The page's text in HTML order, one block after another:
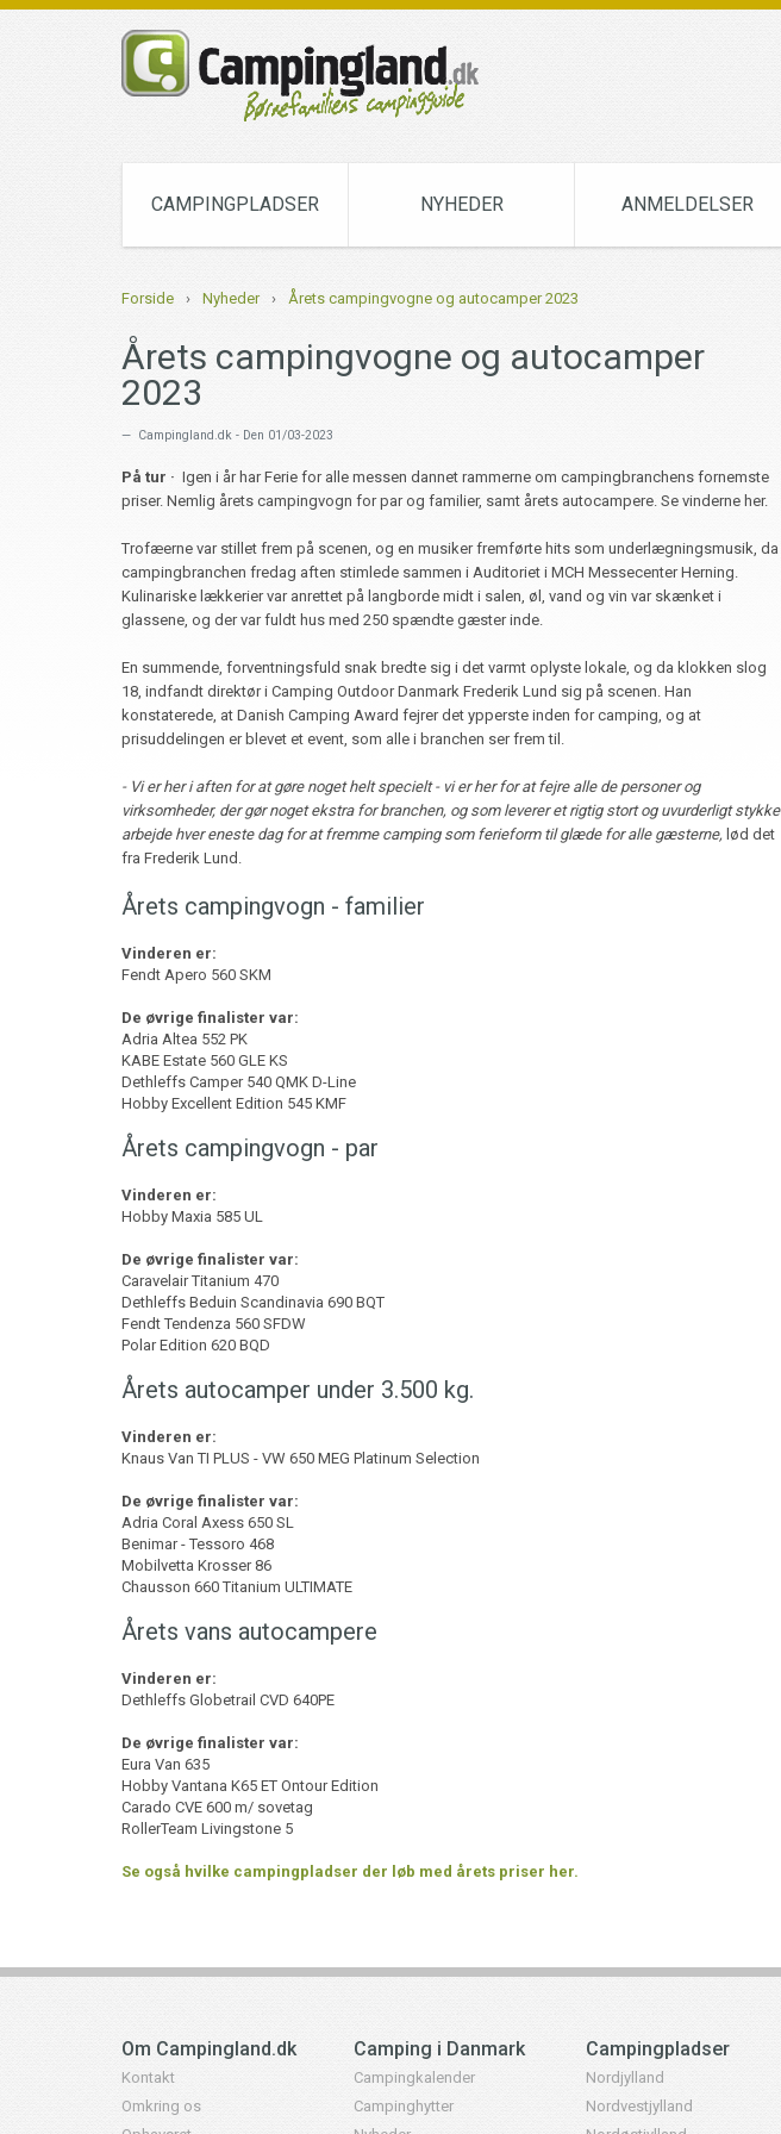
CAMPINGPLADSER NYHEDER ANMELDELSER
Forside › Nyheder › Årets campingvogne og autocamper 2023
Årets campingvogne og autocamper
2023
Campingland.dk - Den 01/03-2023
På tur · Igen i år har Ferie for alle messen dannet rammerne om campingbranchens fornemste
priser. Nemlig årets campingvogn for par og familier, samt årets autocampere. Se vinderne her.
Trofæerne var stillet frem på scenen, og en musiker fremførte hits som underlægningsmusik, da
campingbranchen fredag aften stimlede sammen i Auditoriet i MCH Messecenter Herning.
Kulinariske lækkerier var anrettet på langborde midt i salen, øl, vand og vin var skænket i
glassene, og der var fuldt hus med 250 spændte gæster inde.
En summende, forventningsfuld snak bredte sig i det varmt oplyste lokale, og da klokken slog
18, indfandt direktør i Camping Outdoor Danmark Frederik Lund sig på scenen. Han
konstaterede, at Danish Camping Award fejrer det ypperste inden for camping, og at
prisuddelingen er blevet et event, som alle i branchen ser frem til.
- Vi er her i aften for at gøre noget helt specielt - vi er her for at fejre alle de personer og
virksomheder, der gør noget ekstra for branchen, og som leverer et rigtig stort og uvurderligt stykke
arbejde hver eneste dag for at fremme camping som ferieform til glæde for alle gæsterne, lød det
fra Frederik Lund.
Årets campingvogn - familier
Vinderen er:
Fendt Apero 560 SKM
De øvrige finalister var:
Adria Altea 552 PK
KABE Estate 560 GLE KS
Dethleffs Camper 540 QMK D-Line
Hobby Excellent Edition 545 KMF
Årets campingvogn - par
Vinderen er:
Hobby Maxia 585 UL
De øvrige finalister var:
Caravelair Titanium 470
Dethleffs Beduin Scandinavia 690 BQT
Fendt Tendenza 560 SFDW
Polar Edition 620 BQD
Årets autocamper under 3.500 kg.
Vinderen er:
Knaus Van TI PLUS - VW 650 MEG Platinum Selection
De øvrige finalister var:
Adria Coral Axess 650 SL
Benimar - Tessoro 468
Mobilvetta Krosser 86
Chausson 660 Titanium ULTIMATE
Årets vans autocampere
Vinderen er:
Dethleffs Globetrail CVD 640PE
De øvrige finalister var:
Eura Van 635
Hobby Vantana K65 ET Ontour Edition
Carado CVE 600 m/ sovetag
RollerTeam Livingstone 5
Se også hvilke campingpladser der løb med årets priser her.
Om Campingland.dk
Kontakt
Omkring os
Camping i Danmark
Campingkalender
Campinghytter
Campingpladser
Nordjylland
Nordvestjylland